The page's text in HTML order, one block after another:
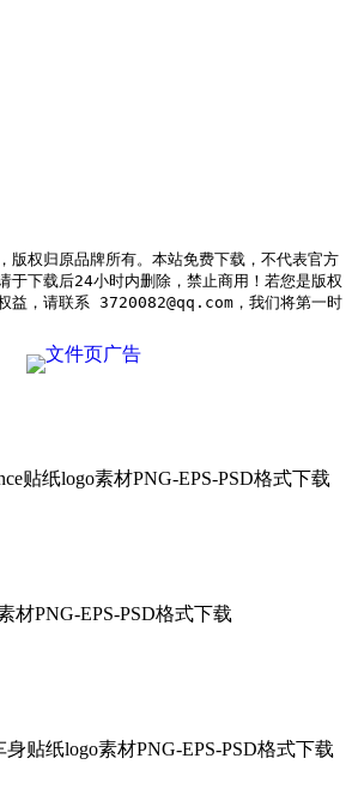
版权归原品牌所有。本站免费下载，不代表官方
于下载后24小时内删除，禁止商用！若您是版权
益，请联系 3720082@qq.com，我们将第一时
贴纸logo素材PNG-EPS-PSD格式下载
材PNG-EPS-PSD格式下载
贴纸logo素材PNG-EPS-PSD格式下载